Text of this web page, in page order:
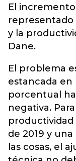
El
representado
y la
Dane.
El problema
estancada
porcentual
negativa.
productividad
de 2019 y
las cosas, el